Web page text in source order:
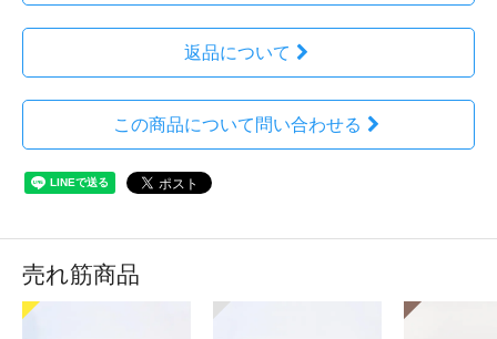
返品について
この商品について問い合わせる
売れ筋商品